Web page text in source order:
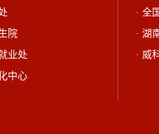
院
业处
中心
· 全
· 湖
· 威